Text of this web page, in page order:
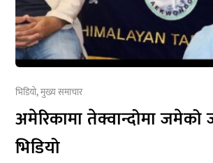
भिडियो,मुख्य समाचार
अमेरिकामा तेक्वान्दोमा जमेको
भिडियो